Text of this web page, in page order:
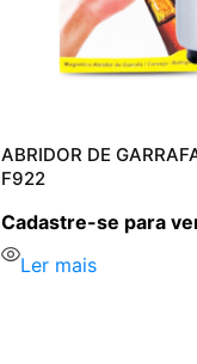
ABRIDOR DE
F922
Cadastre-se para
Ler mais